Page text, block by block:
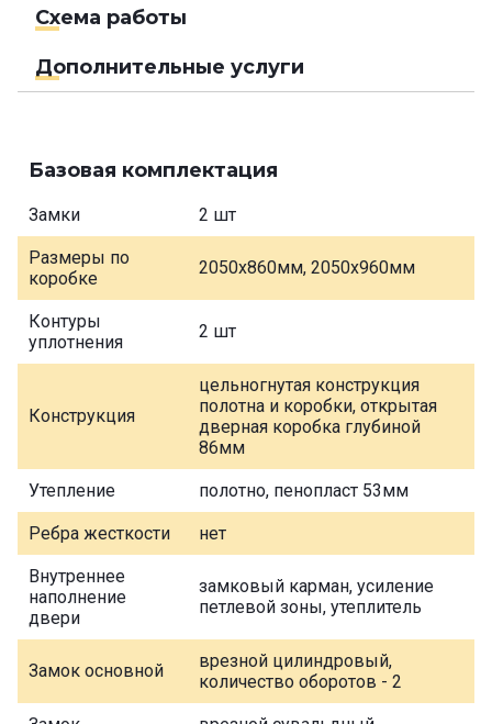
Схема работы
Дополнительные услуги
Базовая комплектация
Замки 2 шт
Размеры по
коробке
2050х860мм, 2050х960мм
Контуры
уплотнения
2 шт
Конструкция
цельногнутая конструкция
полотна и коробки, открытая
дверная коробка глубиной
86мм
Утепление полотно, пенопласт 53мм
Ребра жесткости нет
Внутреннее
наполнение
двери
замковый карман, усиление
петлевой зоны, утеплитель
Замок основной
врезной цилиндровый,
количество оборотов - 2